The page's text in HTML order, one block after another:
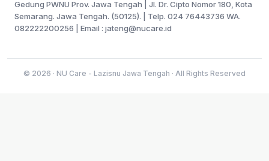
Gedung PWNU Prov. Jawa Tengah | Jl. Dr. Cipto Nomor 180, Kota
Semarang. Jawa Tengah. (50125). | Telp. 024 76443736 WA.
082222200256 | Email : jateng@nucare.id
© 2026 · NU Care - Lazisnu Jawa Tengah · All Rights Reserved